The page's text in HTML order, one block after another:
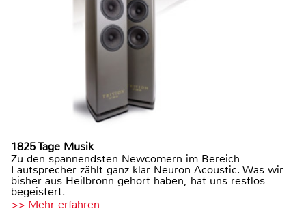
1825 Tage Musik
Zu den spannendsten Newcomern im Bereich
Lautsprecher zählt ganz klar Neuron Acoustic. Was wir
bisher aus Heilbronn gehört haben, hat uns restlos
begeistert.
>> Mehr erfahren